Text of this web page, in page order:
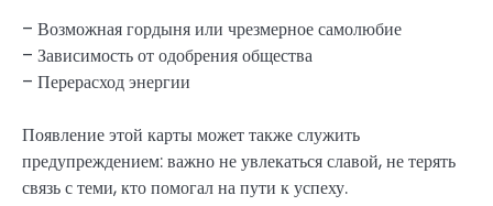
– Возможная гордыня или чрезмерное самолюбие
– Зависимость от одобрения общества
– Перерасход энергии
Появление этой карты может также служить
предупреждением: важно не увлекаться славой, не терять
связь с теми, кто помогал на пути к успеху.